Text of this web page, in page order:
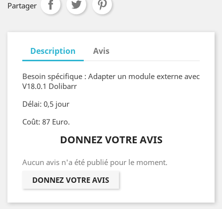
Partager
Description Avis
Besoin spécifique : Adapter un module externe avec
V18.0.1 Dolibarr
Délai: 0,5 jour
Coût: 87 Euro.
DONNEZ VOTRE AVIS
Aucun avis n'a été publié pour le moment.
DONNEZ VOTRE AVIS